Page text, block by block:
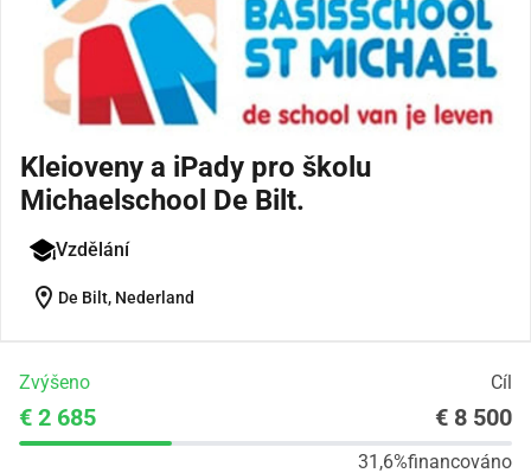
Kleioveny a iPady pro školu
Michaelschool De Bilt.
Vzdělání
location_on De Bilt, Nederland
Zvýšeno Cíl
€ 2 685 € 8 500
31,6%financováno